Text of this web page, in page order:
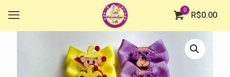
0
R$0.00